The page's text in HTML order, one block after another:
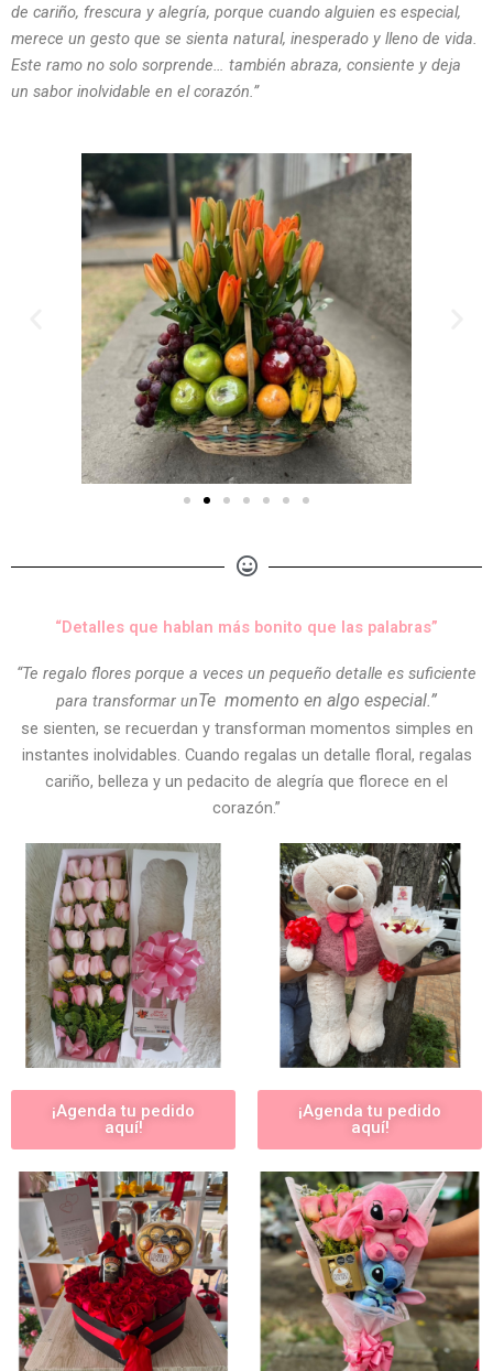
de cariño, frescura y alegría, porque cuando alguien es especial,
merece un gesto que se sienta natural, inesperado y lleno de vida.
Este ramo no solo sorprende… también abraza, consiente y deja
un sabor inolvidable en el corazón.”
“Detalles que hablan más bonito que las palabras”
“Te regalo flores porque a veces un pequeño detalle es suficiente
para transformar unTe momento en algo especial.”
se sienten, se recuerdan y transforman momentos simples en
instantes inolvidables. Cuando regalas un detalle floral, regalas
cariño, belleza y un pedacito de alegría que florece en el
corazón.”
¡Agenda tu pedido
aquí!
¡Agenda tu pedido
aquí!